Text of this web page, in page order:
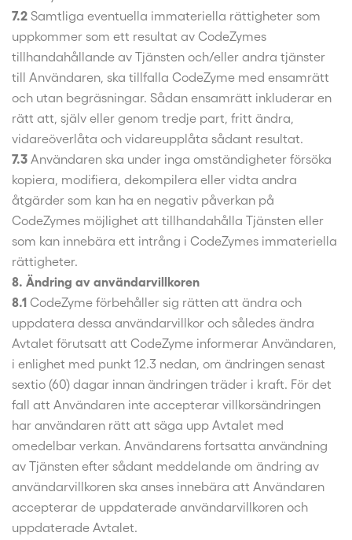
7.2 Samtliga eventuella immateriella rättigheter som
uppkommer som ett resultat av CodeZymes
tillhandahållande av Tjänsten och/eller andra tjänster
till Användaren, ska tillfalla CodeZyme med ensamrätt
och utan begräsningar. Sådan ensamrätt inkluderar en
rätt att, själv eller genom tredje part, fritt ändra,
vidareöverlåta och vidareupplåta sådant resultat.
7.3 Användaren ska under inga omständigheter försöka
kopiera, modifiera, dekompilera eller vidta andra
åtgärder som kan ha en negativ påverkan på
CodeZymes möjlighet att tillhandahålla Tjänsten eller
som kan innebära ett intrång i CodeZymes immateriella
rättigheter.
8. Ändring av användarvillkoren
8.1 CodeZyme förbehåller sig rätten att ändra och
uppdatera dessa användarvillkor och således ändra
Avtalet förutsatt att CodeZyme informerar Användaren,
i enlighet med punkt 12.3 nedan, om ändringen senast
sextio (60) dagar innan ändringen träder i kraft. För det
fall att Användaren inte accepterar villkorsändringen
har användaren rätt att säga upp Avtalet med
omedelbar verkan. Användarens fortsatta användning
av Tjänsten efter sådant meddelande om ändring av
användarvillkoren ska anses innebära att Användaren
accepterar de uppdaterade användarvillkoren och
uppdaterade Avtalet.